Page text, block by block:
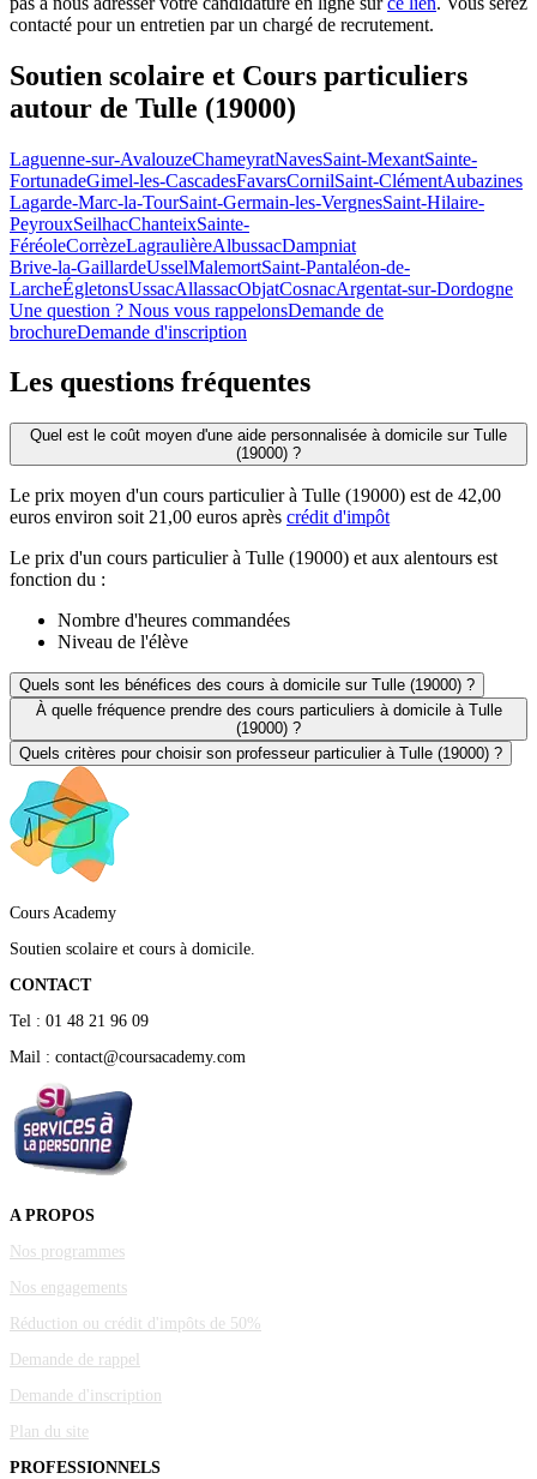
contacté pour un entretien par un chargé de recrutement.
Soutien scolaire et Cours particuliers
autour de Tulle (19000)
Laguenne-sur-AvalouzeChameyratNavesSaint-MexantSainte-
FortunadeGimel-les-CascadesFavarsCornilSaint-ClémentAubazines
Lagarde-Marc-la-TourSaint-Germain-les-VergnesSaint-Hilaire-
PeyrouxSeilhacChanteixSainte-
FéréoleCorrèzeLagraulièreAlbussacDampniat
Brive-la-GaillardeUsselMalemortSaint-Pantaléon-de-
LarcheÉgletonsUssacAllassacObjatCosnacArgentat-sur-Dordogne
Une question ? Nous vous rappelonsDemande de
brochureDemande d'inscription
Les questions fréquentes
Quel est le coût moyen d'une aide personnalisée à domicile sur Tulle
(19000) ?
Le prix moyen d'un cours particulier à Tulle (19000) est de 42,00
euros environ soit 21,00 euros après crédit d'impôt
Le prix d'un cours particulier à Tulle (19000) et aux alentours est
fonction du :
Nombre d'heures commandées
Niveau de l'élève
Quels sont les bénéfices des cours à domicile sur Tulle (19000) ?
À quelle fréquence prendre des cours particuliers à domicile à Tulle
(19000) ?
Quels critères pour choisir son professeur particulier à Tulle (19000) ?
Cours Academy
Soutien scolaire et cours à domicile.
CONTACT
Tel : 01 48 21 96 09
Mail : contact@coursacademy.com
A PROPOS
Nos programmes
Nos engagements
Réduction ou crédit d'impôts de 50%
Demande de rappel
Demande d'inscription
Plan du site
PROFESSIONNELS